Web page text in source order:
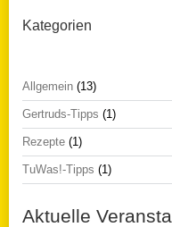
Kategorien
Allgemein (13)
Gertruds-Tipps (1)
Rezepte (1)
TuWas!-Tipps (1)
Aktuelle